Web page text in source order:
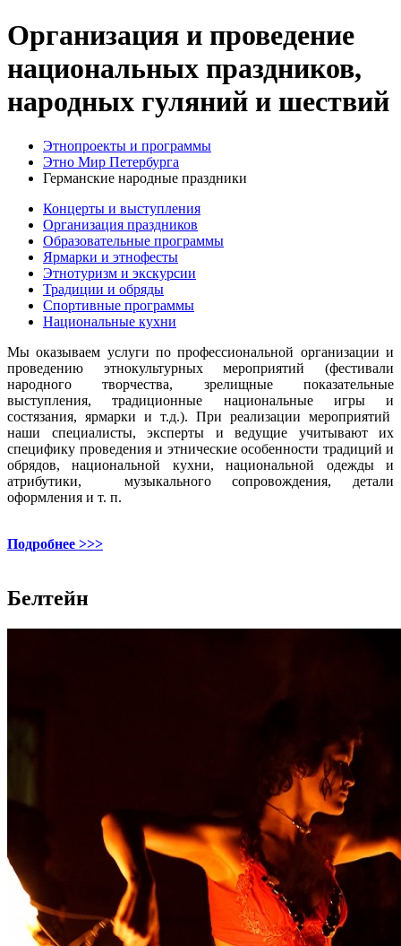
Организация и проведение
национальных праздников,
народных гуляний и шествий
Этнопроекты и программы
Этно Мир Петербурга
Германские народные праздники
Концерты и выступления
Организация праздников
Образовательные программы
Ярмарки и этнофесты
Этнотуризм и экскурсии
Традиции и обряды
Спортивные программы
Национальные кухни
Мы оказываем услуги по профессиональной организации и
проведению этнокультурных мероприятий (фестивали
народного творчества, зрелищные показательные
выступления, традиционные национальные игры и
состязания, ярмарки и т.д.). При реализации мероприятий
наши специалисты, эксперты и ведущие учитывают их
специфику проведения и этнические особенности традиций и
обрядов, национальной кухни, национальной одежды и
атрибутики, музыкального сопровождения, детали
оформления и т. п.
Подробнее >>>
Белтейн